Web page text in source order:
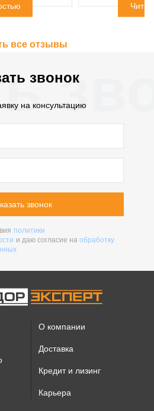
все отзывы
звонок
на консультацию
звонок
политики
и даю согласие на обработку
О компании
Доставка
Кредит и лизинг
Карьера